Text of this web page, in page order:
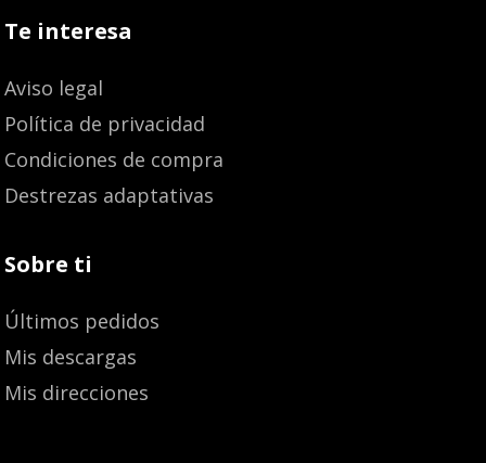
Te interesa
Aviso legal
Política de privacidad
Condiciones de compra
Destrezas adaptativas
Sobre ti
Últimos pedidos
Mis descargas
Mis direcciones